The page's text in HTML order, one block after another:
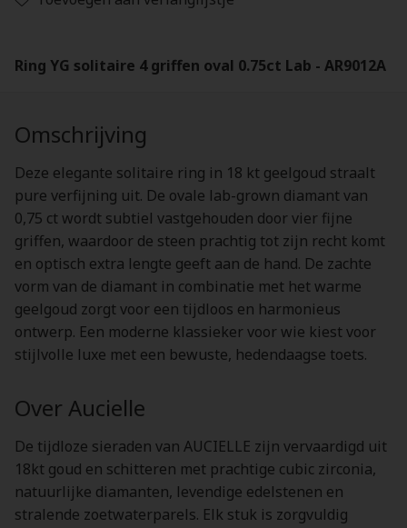
Ring YG solitaire 4 griffen oval 0.75ct Lab - AR9012A
Omschrijving
Deze elegante solitaire ring in 18 kt geelgoud straalt
pure verfijning uit. De ovale lab-grown diamant van
0,75 ct wordt subtiel vastgehouden door vier fijne
griffen, waardoor de steen prachtig tot zijn recht komt
en optisch extra lengte geeft aan de hand. De zachte
vorm van de diamant in combinatie met het warme
geelgoud zorgt voor een tijdloos en harmonieus
ontwerp. Een moderne klassieker voor wie kiest voor
stijlvolle luxe met een bewuste, hedendaagse toets.
Over Aucielle
De tijdloze sieraden van AUCIELLE zijn vervaardigd uit
18kt goud en schitteren met prachtige cubic zirconia,
natuurlijke diamanten, levendige edelstenen en
stralende zoetwaterparels. Elk stuk is zorgvuldig